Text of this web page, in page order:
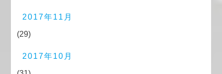
2017年11月
(29)
2017年10月